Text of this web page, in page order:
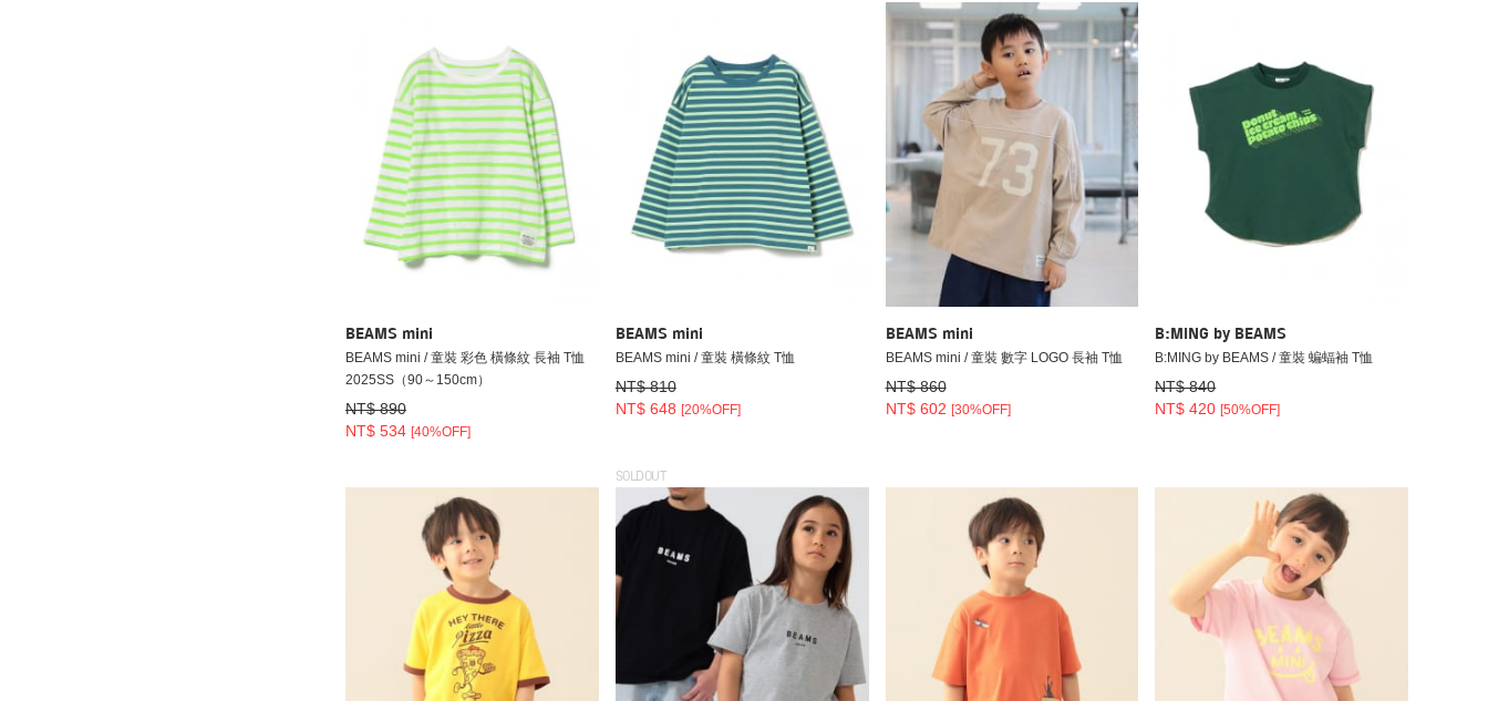
BEAMS mini
BEAMS mini / 童裝 彩色 橫條紋 長袖 T恤
2025SS（90～150cm）
NT$ 890
NT$ 534 [40%OFF]
BEAMS mini
BEAMS mini / 童裝 橫條紋 T恤
NT$ 810
NT$ 648 [20%OFF]
BEAMS mini
BEAMS mini / 童裝 數字 LOGO 長袖 T恤
NT$ 860
NT$ 602 [30%OFF]
B:MING by BEAMS
B:MING by BEAMS / 童裝 蝙蝠袖 T恤
NT$ 840
NT$ 420[50%OFF]
SOLDOUT